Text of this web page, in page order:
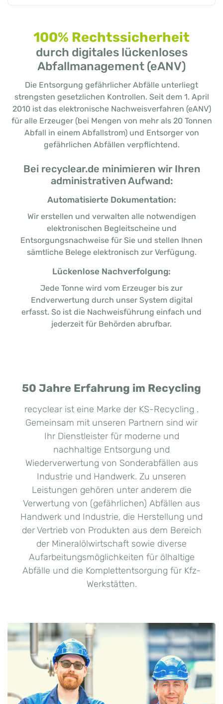
100% Rechtssicherheit
durch digitales lückenloses
Abfallmanagement (eANV)
Die Entsorgung gefährlicher Abfälle unterliegt
strengsten gesetzlichen Kontrollen. Seit dem 1. April
2010 ist das elektronische Nachweisverfahren (eANV)
für alle Erzeuger (bei Mengen von mehr als 20 Tonnen
Abfall in einem Abfallstrom) und Entsorger von
gefährlichen Abfällen verpflichtend.
Bei recyclear.de minimieren wir Ihren
administrativen Aufwand:
Automatisierte Dokumentation:
Wir erstellen und verwalten alle notwendigen
elektronischen Begleitscheine und
Entsorgungsnachweise für Sie und stellen Ihnen
sämtliche Belege elektronisch zur Verfügung.
Lückenlose Nachverfolgung:
Jede Tonne wird vom Erzeuger bis zur
Endverwertung durch unser System digital
erfasst. So ist die Nachweisführung einfach und
jederzeit für Behörden abrufbar.
50 Jahre Erfahrung im Recycling
recyclear ist eine Marke der KS-Recycling .
Gemeinsam mit unseren Partnern sind wir
Ihr Dienstleister für moderne und
nachhaltige Entsorgung und
Wiederverwertung von Sonderabfällen aus
Industrie und Handwerk. Zu unseren
Leistungen gehören unter anderem die
Verwertung von (gefährlichen) Abfällen aus
Handwerk und Industrie, die Herstellung und
der Vertrieb von Produkten aus dem Bereich
der Mineralölwirtschaft sowie diverse
Aufarbeitungsmöglichkeiten für ölhaltige
Abfälle und die Komplettentsorgung für Kfz-
Werkstätten.